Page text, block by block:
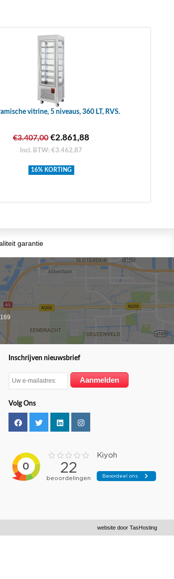
vitrine, 5 niveaus, 360 LT, RVS.
€3.407,00€2.861,88
Incl. BTW: €3.462,87
16% KORTING
garantie
Inschrijven nieuwsbrief
Volg Ons
website doorTasHosting